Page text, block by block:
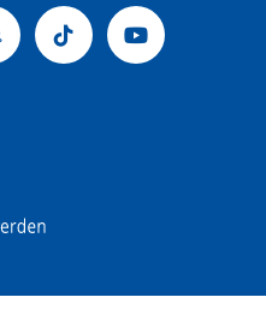
SnapchatTiktok Youtube